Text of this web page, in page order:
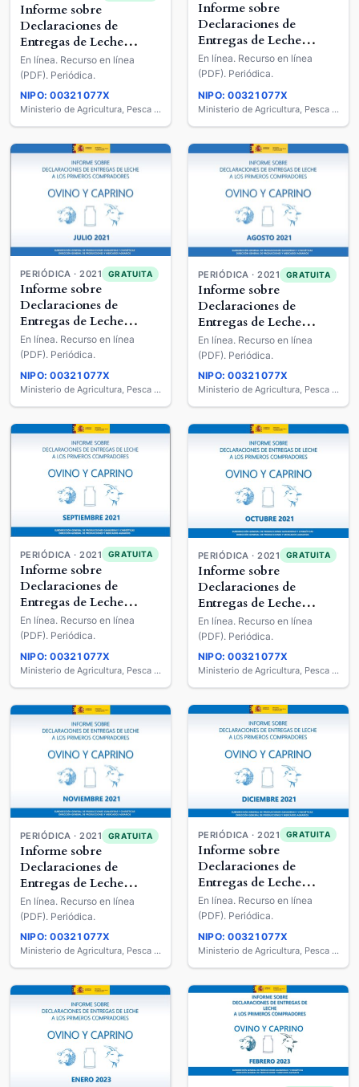
Informe sobre
Declaraciones de
Entregas de Leche
Cruda a los Primeros
Compradores : Ovino y
Caprino de Leche
En línea. Recurso en línea
(PDF). Periódica.
NIPO: 00321077X
Ministerio de Agricultura, Pesca y Alimentación
Informe sobre
Declaraciones de
Entregas de Leche
Cruda a los Primeros
Compradores : Ovino y
Caprino de Leche
En línea. Recurso en línea
(PDF). Periódica.
NIPO: 00321077X
Ministerio de Agricultura, Pesca y Alimentación
PERIÓDICA · 2021 GRATUITA
Informe sobre
Declaraciones de
Entregas de Leche
Cruda a los Primeros
Compradores : Ovino y
Caprino de Leche
En línea. Recurso en línea
(PDF). Periódica.
NIPO: 00321077X
Ministerio de Agricultura, Pesca y Alimentación
PERIÓDICA · 2021 GRATUITA
Informe sobre
Declaraciones de
Entregas de Leche
Cruda a los Primeros
Compradores : Ovino y
Caprino de Leche
En línea. Recurso en línea
(PDF). Periódica.
NIPO: 00321077X
Ministerio de Agricultura, Pesca y Alimentación
PERIÓDICA · 2021 GRATUITA
Informe sobre
Declaraciones de
Entregas de Leche
Cruda a los Primeros
Compradores : Ovino y
Caprino de Leche
En línea. Recurso en línea
(PDF). Periódica.
NIPO: 00321077X
Ministerio de Agricultura, Pesca y Alimentación
PERIÓDICA · 2021 GRATUITA
Informe sobre
Declaraciones de
Entregas de Leche
Cruda a los Primeros
Compradores : Ovino y
Caprino de Leche
En línea. Recurso en línea
(PDF). Periódica.
NIPO: 00321077X
Ministerio de Agricultura, Pesca y Alimentación
PERIÓDICA · 2021 GRATUITA
Informe sobre
Declaraciones de
Entregas de Leche
Cruda a los Primeros
Compradores : Ovino y
Caprino de Leche
En línea. Recurso en línea
(PDF). Periódica.
NIPO: 00321077X
Ministerio de Agricultura, Pesca y Alimentación
PERIÓDICA · 2021 GRATUITA
Informe sobre
Declaraciones de
Entregas de Leche
Cruda a los Primeros
Compradores : Ovino y
Caprino de Leche
En línea. Recurso en línea
(PDF). Periódica.
NIPO: 00321077X
Ministerio de Agricultura, Pesca y Alimentación